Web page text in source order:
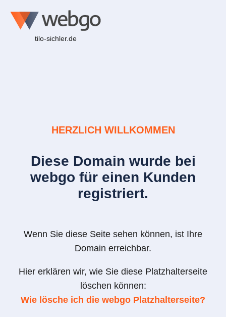
tilo-sichler.de
HERZLICH WILLKOMMEN
Diese Domain wurde bei
webgo für einen Kunden
registriert.
Wenn Sie diese Seite sehen können, ist Ihre
Domain erreichbar.
Hier erklären wir, wie Sie diese Platzhalterseite
löschen können:
Wie lösche ich die webgo Platzhalterseite?